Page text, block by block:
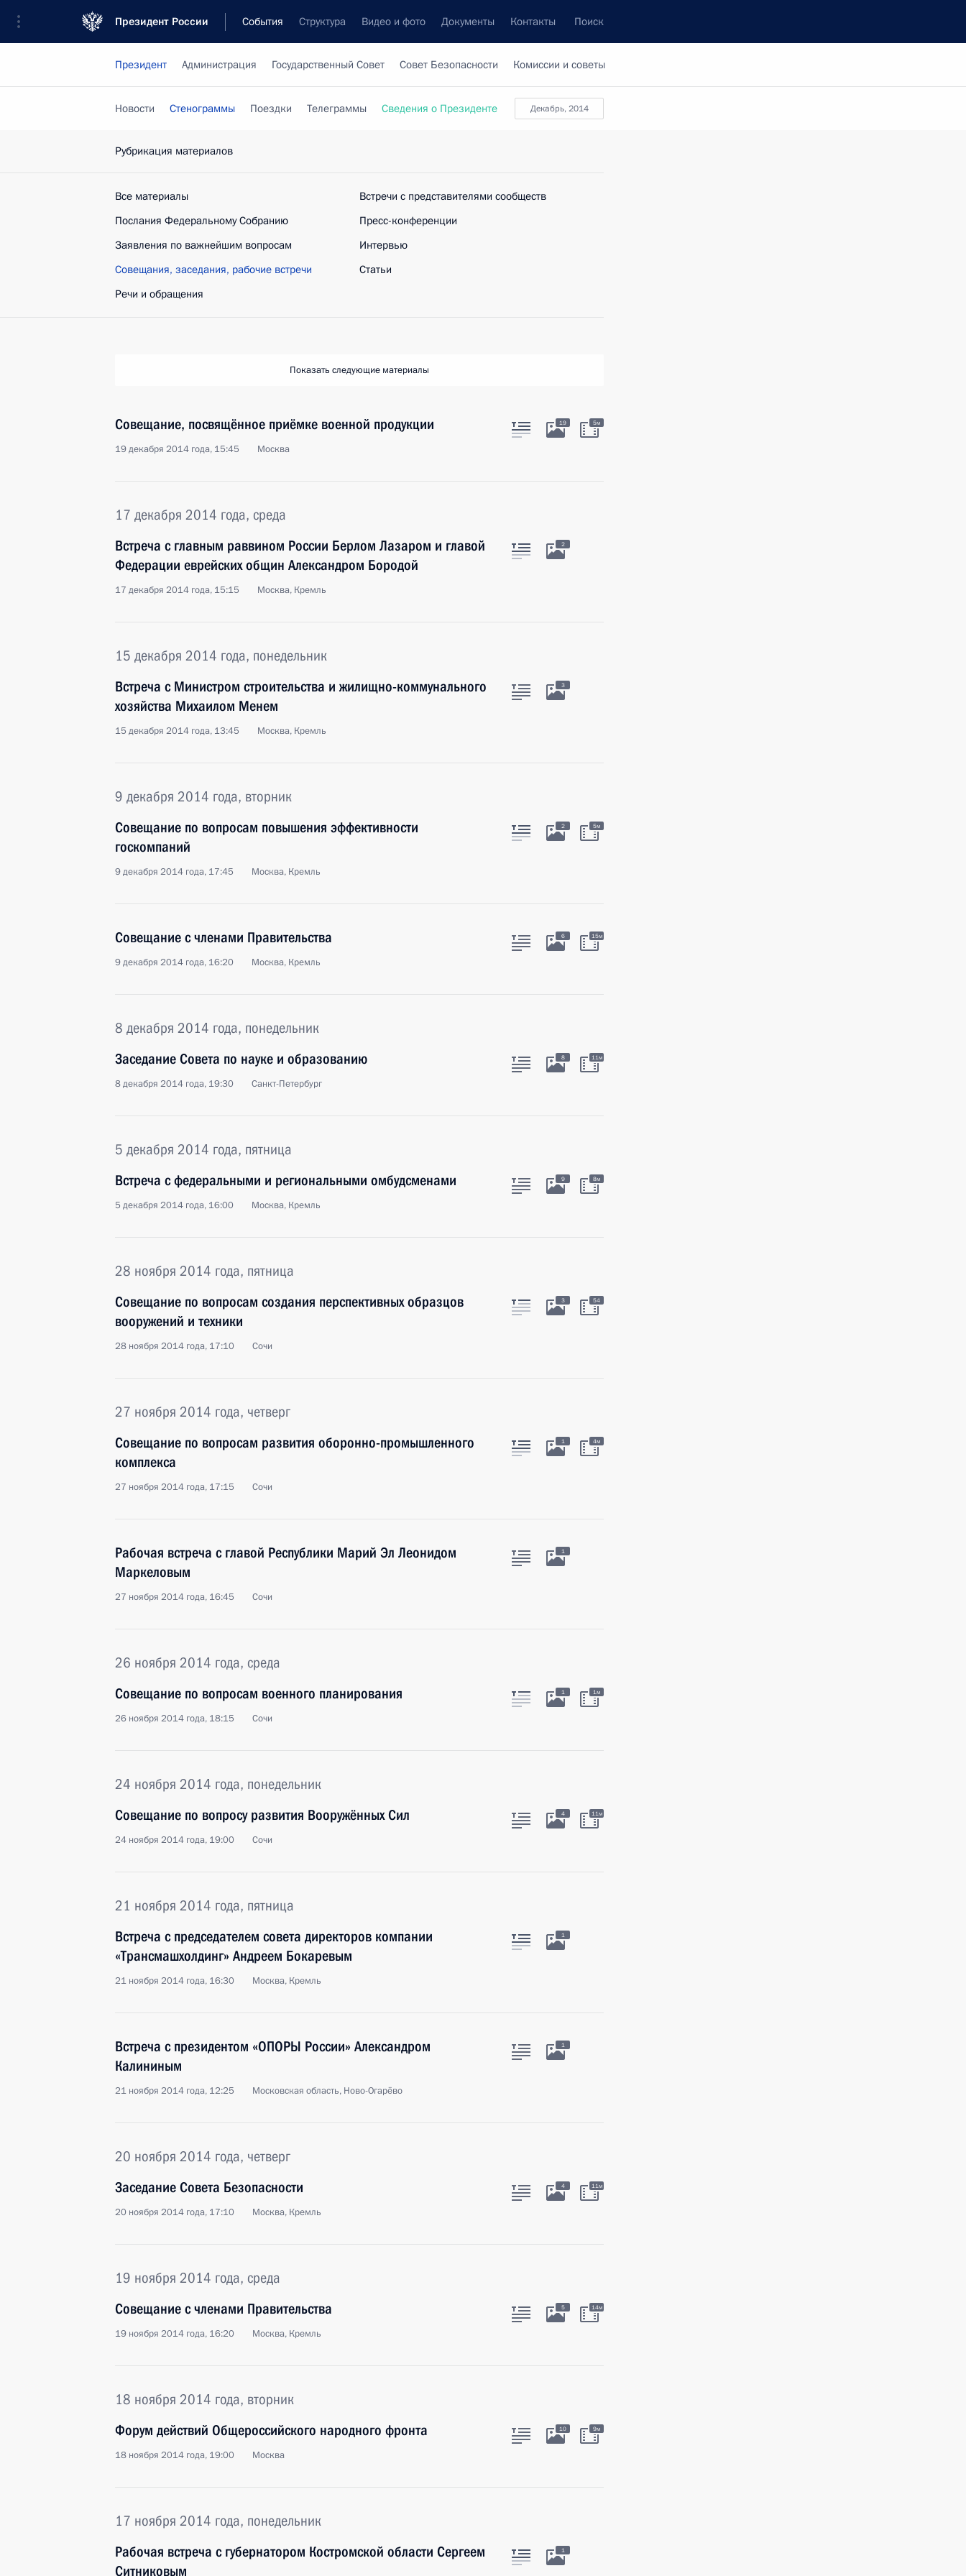
Президент России События Структура Видео и фото Документы Контакты Поиск
Президент Администрация Государственный Совет Совет Безопасности Комиссии и советы
декабрь, 2014
Новости Стенограммы Поездки Телеграммы Сведения о Президенте
Рубрикация материалов
Все материалы
Послания Федеральному Собранию
Заявления по важнейшим вопросам
Совещания, заседания, рабочие встречи
Речи и обращения
Встречи с представителями сообществ
Пресс-конференции
Интервью
Статьи
Показать следующие материалы
Совещание, посвящённое приёмке военной продукции
19 декабря 2014 года, 15:45 Москва
19 5м
17 декабря 2014 года, среда
Встреча с главным раввином России Берлом Лазаром и главой
Федерации еврейских общин Александром Бородой
17 декабря 2014 года, 15:15 Москва, Кремль
2
15 декабря 2014 года, понедельник
Встреча с Министром строительства и жилищно-коммунального
хозяйства Михаилом Менем
15 декабря 2014 года, 13:45 Москва, Кремль
3
9 декабря 2014 года, вторник
Совещание по вопросам повышения эффективности
госкомпаний
9 декабря 2014 года, 17:45 Москва, Кремль
2 5м
Совещание с членами Правительства
9 декабря 2014 года, 16:20 Москва, Кремль
6 15м
8 декабря 2014 года, понедельник
Заседание Совета по науке и образованию
8 декабря 2014 года, 19:30 Санкт-Петербург
8 11м
5 декабря 2014 года, пятница
Встреча с федеральными и региональными омбудсменами
5 декабря 2014 года, 16:00 Москва, Кремль
9 8м
28 ноября 2014 года, пятница
Совещание по вопросам создания перспективных образцов
вооружений и техники
28 ноября 2014 года, 17:10 Сочи
3 54
27 ноября 2014 года, четверг
Совещание по вопросам развития оборонно-промышленного
комплекса
27 ноября 2014 года, 17:15 Сочи
1 4м
Рабочая встреча с главой Республики Марий Эл Леонидом
Маркеловым
27 ноября 2014 года, 16:45 Сочи
1
26 ноября 2014 года, среда
Совещание по вопросам военного планирования
26 ноября 2014 года, 18:15 Сочи
1 1м
24 ноября 2014 года, понедельник
Совещание по вопросу развития Вооружённых Сил
24 ноября 2014 года, 19:00 Сочи
4 11м
21 ноября 2014 года, пятница
Встреча с председателем совета директоров компании
«Трансмашхолдинг» Андреем Бокаревым
21 ноября 2014 года, 16:30 Москва, Кремль
1
Встреча с президентом «ОПОРЫ России» Александром
Калининым
21 ноября 2014 года, 12:25 Московская область, Ново-Огарёво
1
20 ноября 2014 года, четверг
Заседание Совета Безопасности
20 ноября 2014 года, 17:10 Москва, Кремль
4 11м
19 ноября 2014 года, среда
Совещание с членами Правительства
19 ноября 2014 года, 16:20 Москва, Кремль
5 14м
18 ноября 2014 года, вторник
Форум действий Общероссийского народного фронта
18 ноября 2014 года, 19:00 Москва
10 9м
17 ноября 2014 года, понедельник
Рабочая встреча с губернатором Костромской области Сергеем
Ситниковым
1